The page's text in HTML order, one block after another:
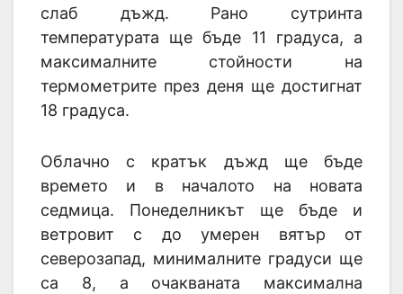
слаб дъжд. Рано сутринта
температурата ще бъде 11 градуса, а
максималните стойности на
термометрите през деня ще достигнат
18 градуса.
Облачно с кратък дъжд ще бъде
времето и в началото на новата
седмица. Понеделникът ще бъде и
ветровит с до умерен вятър от
северозапад, минималните градуси ще
са 8, а очакваната максимална